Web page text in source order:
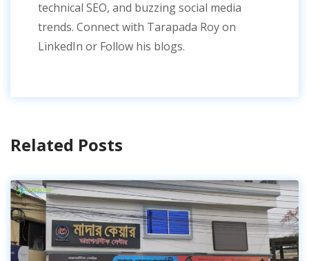
technical SEO, and buzzing social media
trends. Connect with Tarapada Roy on
LinkedIn or Follow his blogs.
Related Posts